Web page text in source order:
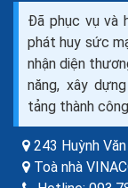
Kinh doanh
cuốn mở đại
Cửa cuốn là
lá thép đan xen
lên hộp kỹ
Đã phục vụ và
phát huy sức
nhận diện
năng, xây
tảng thành
243 Huỳnh
Toà nhà